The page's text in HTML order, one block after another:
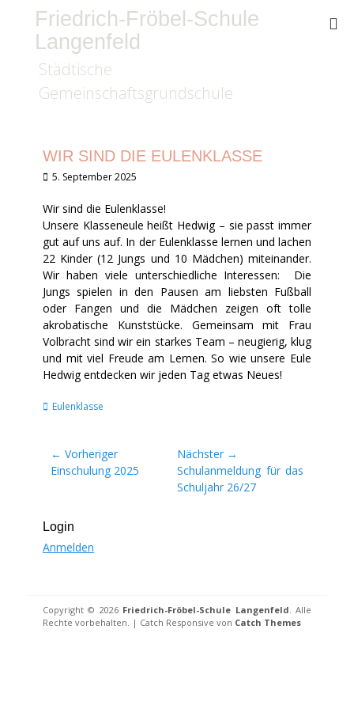
Friedrich-Fröbel-Schule
Langenfeld
Städtische
Gemeinschaftsgrundschule
WIR SIND DIE EULENKLASSE
Veröffentlicht
5. September 2025
Wir sind die Eulenklasse!
Unsere Klasseneule heißt Hedwig – sie passt immer
gut auf uns auf. In der Eulenklasse lernen und lachen
22 Kinder (12 Jungs und 10 Mädchen) miteinander.
Wir haben viele unterschiedliche Interessen: Die
Jungs spielen in den Pausen am liebsten Fußball
oder Fangen und die Mädchen zeigen oft tolle
akrobatische Kunststücke. Gemeinsam mit Frau
Volbracht sind wir ein starkes Team – neugierig, klug
und mit viel Freude am Lernen. So wie unsere Eule
Hedwig entdecken wir jeden Tag etwas Neues!
Kategorien
Eulenklasse
Beitragsnavigation
← Vorheriger
Vorheriger
Einschulung 2025
Nächster →
Nächster
Beitrag:
Schulanmeldung für das
Schuljahr 26/27
Login
Anmelden
Copyright © 2026 Friedrich-Fröbel-Schule Langenfeld. Alle
Rechte vorbehalten. | Catch Responsive von Catch Themes